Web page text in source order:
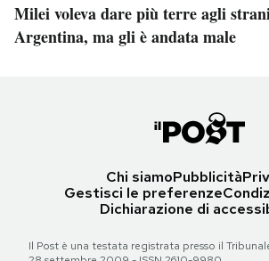
Milei voleva dare più terre agli
Argentina, ma gli è andata male
Chi siamoPubblicità
Gestisci le preferenze
Dichiarazione di
Il Post è una testata registrata presso il